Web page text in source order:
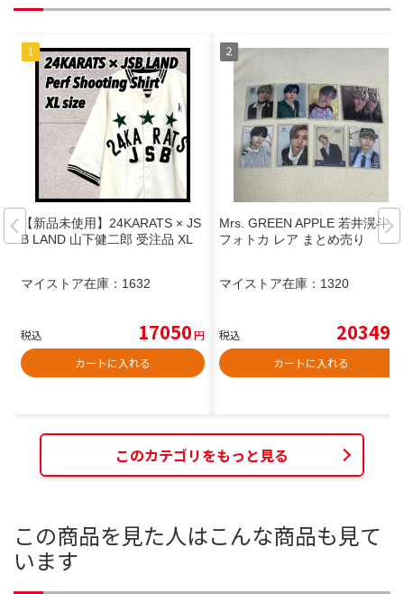
【新品未使用】24KARATS × JS
B LAND 山下健二郎 受注品 XL
マイストア在庫： 1632
税込 17050円
カートに入れる
Mrs. GREEN APPLE 若井滉斗
フォトカ レア まとめ売り
マイストア在庫： 1320
税込 20349
カートに入れる
このカテゴリをもっと見る
この商品を見た人はこんな商品も見て
います